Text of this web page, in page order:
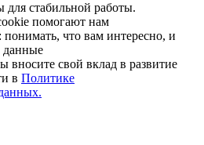
стабильной работы.
помогают нам
понимать, что вам интересно, и
данные
свой вклад в развитие
в Политике